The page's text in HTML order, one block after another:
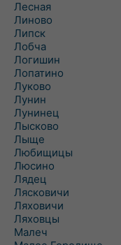
Лесная
Линово
Липск
Лобча
Логишин
Лопатино
Луково
Лунин
Лунинец
Лысково
Лыще
Любищицы
Люсино
Лядец
Лясковичи
Ляховичи
Ляховцы
Малеч